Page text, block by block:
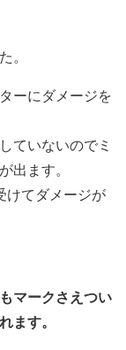
。
ーにダメージを
ていないのでミ
出ます。
けてダメージが
マークさえつい
ます。